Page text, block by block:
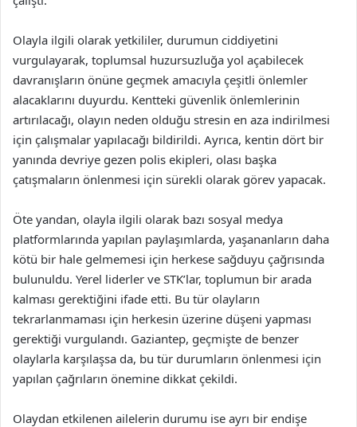
Olayla ilgili olarak yetkililer, durumun ciddiyetini
vurgulayarak, toplumsal huzursuzluğa yol açabilecek
davranışların önüne geçmek amacıyla çeşitli önlemler
alacaklarını duyurdu. Kentteki güvenlik önlemlerinin
artırılacağı, olayın neden olduğu stresin en aza indirilmesi
için çalışmalar yapılacağı bildirildi. Ayrıca, kentin dört bir
yanında devriye gezen polis ekipleri, olası başka
çatışmaların önlenmesi için sürekli olarak görev yapacak.
Öte yandan, olayla ilgili olarak bazı sosyal medya
platformlarında yapılan paylaşımlarda, yaşananların daha
kötü bir hale gelmemesi için herkese sağduyu çağrısında
bulunuldu. Yerel liderler ve STK’lar, toplumun bir arada
kalması gerektiğini ifade etti. Bu tür olayların
tekrarlanmaması için herkesin üzerine düşeni yapması
gerektiği vurgulandı. Gaziantep, geçmişte de benzer
olaylarla karşılaşsa da, bu tür durumların önlenmesi için
yapılan çağrıların önemine dikkat çekildi.
Olaydan etkilenen ailelerin durumu ise ayrı bir endişe